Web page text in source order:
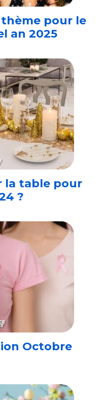
thème pour le
an 2025
la table pour
?
Octobre